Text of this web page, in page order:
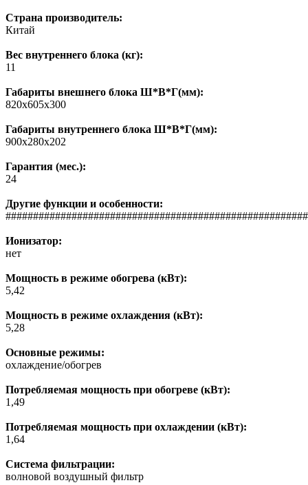
Страна производитель:
Китай
Вес внутреннего блока (кг):
11
Габариты внешнего блока Ш*В*Г(мм):
820x605x300
Габариты внутреннего блока Ш*В*Г(мм):
900x280x202
Гарантия (мес.):
24
Другие функции и особенности:
Ионизатор:
нет
Мощность в режиме обогрева (кВт):
5,42
Мощность в режиме охлаждения (кВт):
5,28
Основные режимы:
охлаждение/обогрев
Потребляемая мощность при обогреве (кВт):
1,49
Потребляемая мощность при охлаждении (кВт):
1,64
Система фильтрации:
волновой воздушный фильтр